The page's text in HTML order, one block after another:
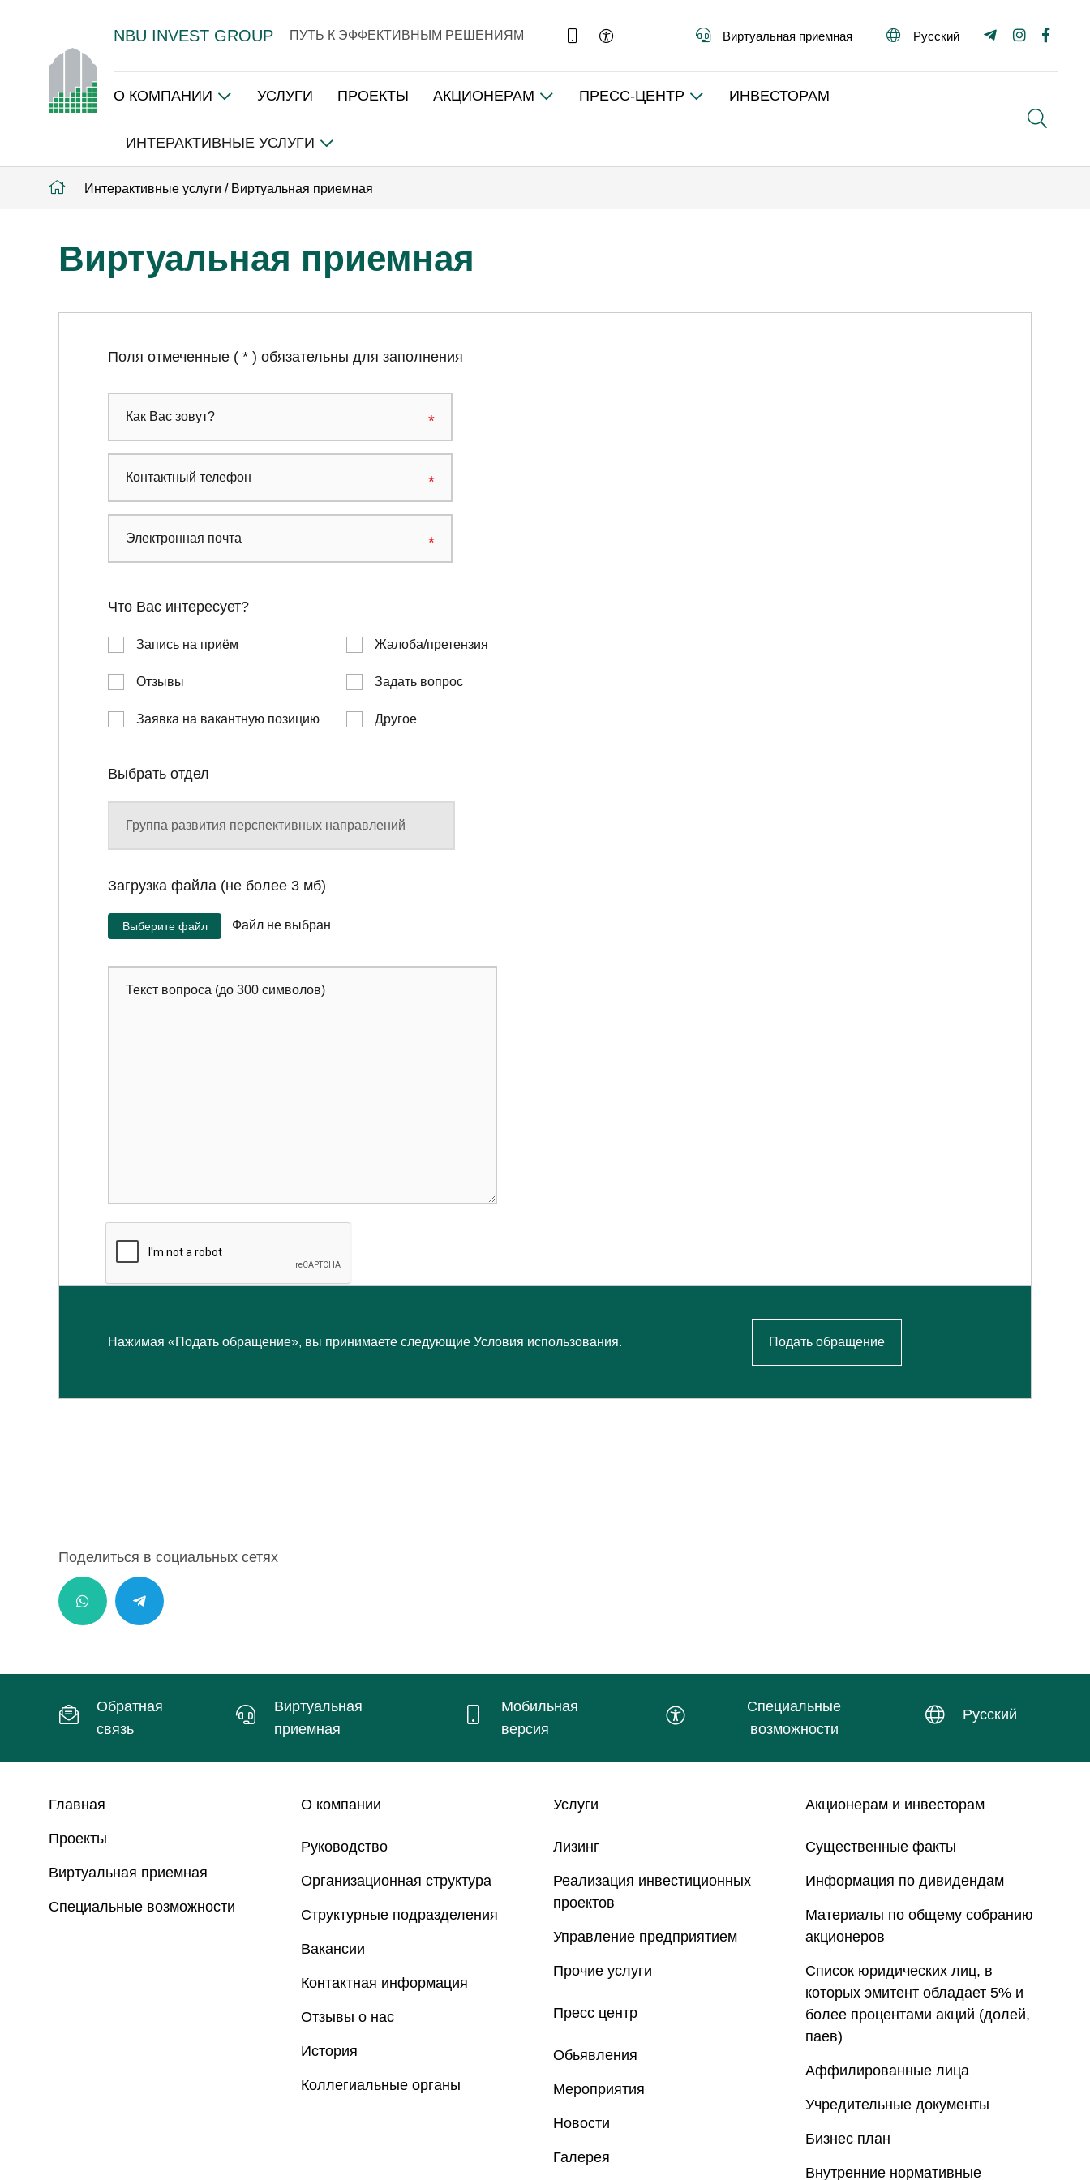
NBU INVEST GROUP ПУТЬ К ЭФФЕКТИВНЫМ РЕШЕНИЯМ Виртуальная приемная Русский
О КОМПАНИИ УСЛУГИ ПРОЕКТЫ АКЦИОНЕРАМ ПРЕСС-ЦЕНТР ИНВЕСТОРАМ
ИНТЕРАКТИВНЫЕ УСЛУГИ
Интерактивные услуги / Виртуальная приемная
Виртуальная приемная
Поля отмеченные ( * ) обязательны для заполнения
Что Вас интересует?
Запись на приём Жалоба/претензия
Отзывы Задать вопрос
Заявка на вакантную позицию Другое
Выбрать отдел
Загрузка файла (не более 3 мб)
Выберите файл
Нажимая «Подать обращение», вы принимаете следующие Условия использования.
Поделиться в социальных сетях
Обратная
связь
Виртуальная
приемная
Мобильная
версия
Специальные
возможности
Русский
Главная
Проекты
Виртуальная приемная
Специальные возможности
О компании
Руководство
Организационная структура
Структурные подразделения
Вакансии
Контактная информация
Отзывы о нас
История
Коллегиальные органы
Услуги
Лизинг
Реализация инвестиционных
проектов
Управление предприятием
Прочие услуги
Пресс центр
Обьявления
Мероприятия
Новости
Галерея
Акционерам и инвесторам
Существенные факты
Информация по дивидендам
Материалы по общему собранию
акционеров
Список юридических лиц, в
которых эмитент обладает 5% и
более процентами акций (долей,
паев)
Аффилированные лица
Учредительные документы
Бизнес план
Внутренние нормативные